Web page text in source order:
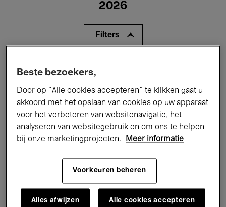
2026
Filters
Alle evenementen
Tentoonstellingen Films
Performances Lezingen & Debatten
Jazz Klassieke Muziek Global Music
Elektronische Muziek
Voor iedereen Kids’ Palace
Beste bezoekers,
Door op “Alle cookies accepteren” te klikken gaat u
akkoord met het opslaan van cookies op uw apparaat
voor het verbeteren van websitenavigatie, het
analyseren van websitegebruik en om ons te helpen
bij onze marketingprojecten.
Meer informatie
Voorkeuren beheren
Alles afwijzen Alle cookies accepteren